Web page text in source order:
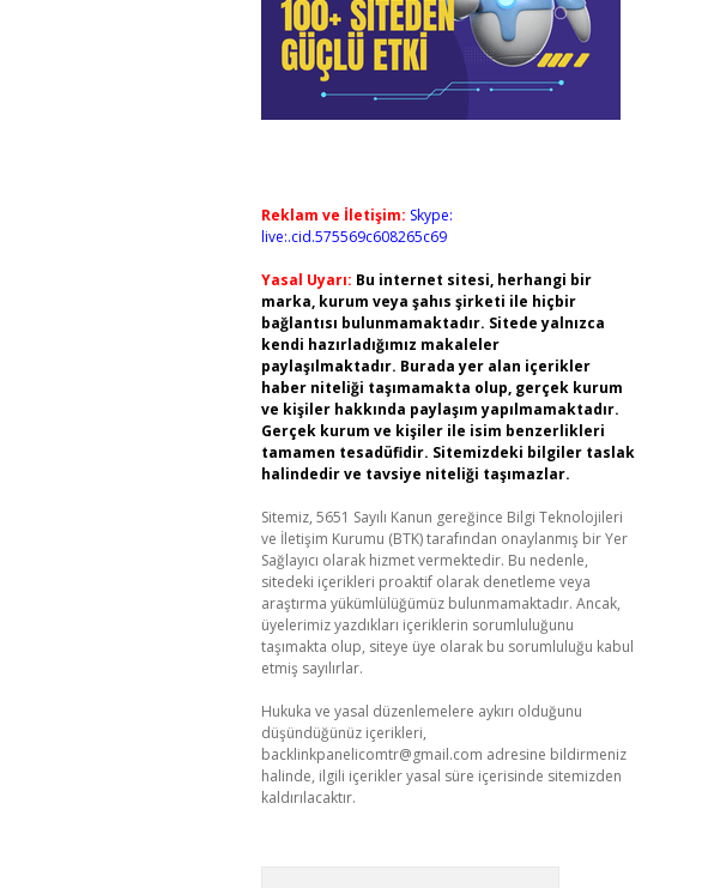
Reklam ve İletişim: Skype:
live:.cid.575569c608265c69
Yasal Uyarı: Bu internet sitesi, herhangi bir
marka, kurum veya şahıs şirketi ile hiçbir
bağlantısı bulunmamaktadır. Sitede yalnızca
kendi hazırladığımız makaleler
paylaşılmaktadır. Burada yer alan içerikler
haber niteliği taşımamakta olup, gerçek kurum
ve kişiler hakkında paylaşım yapılmamaktadır.
Gerçek kurum ve kişiler ile isim benzerlikleri
tamamen tesadüfidir. Sitemizdeki bilgiler taslak
halindedir ve tavsiye niteliği taşımazlar.
Sitemiz, 5651 Sayılı Kanun gereğince Bilgi Teknolojileri
ve İletişim Kurumu (BTK) tarafından onaylanmış bir Yer
Sağlayıcı olarak hizmet vermektedir. Bu nedenle,
sitedeki içerikleri proaktif olarak denetleme veya
araştırma yükümlülüğümüz bulunmamaktadır. Ancak,
üyelerimiz yazdıkları içeriklerin sorumluluğunu
taşımakta olup, siteye üye olarak bu sorumluluğu kabul
etmiş sayılırlar.
Hukuka ve yasal düzenlemelere aykırı olduğunu
düşündüğünüz içerikleri,
backlinkpanelicomtr@gmail.com adresine bildirmeniz
halinde, ilgili içerikler yasal süre içerisinde sitemizden
kaldırılacaktır.